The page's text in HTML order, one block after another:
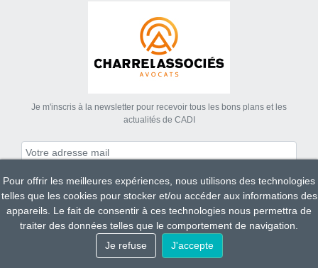
Je m'inscris à la newsletter pour recevoir tous les bons plans et les
actualités de CADI
S'abonner
Tous droits réservés CADI 2023.
Mentions légales Conditions Générales de Ventes
Pour offrir les meilleures expériences, nous utilisons des technologies
telles que les cookies pour stocker et/ou accéder aux informations des
appareils. Le fait de consentir à ces technologies nous permettra de
traiter des données telles que le comportement de navigation.
Je refuse
J'accepte